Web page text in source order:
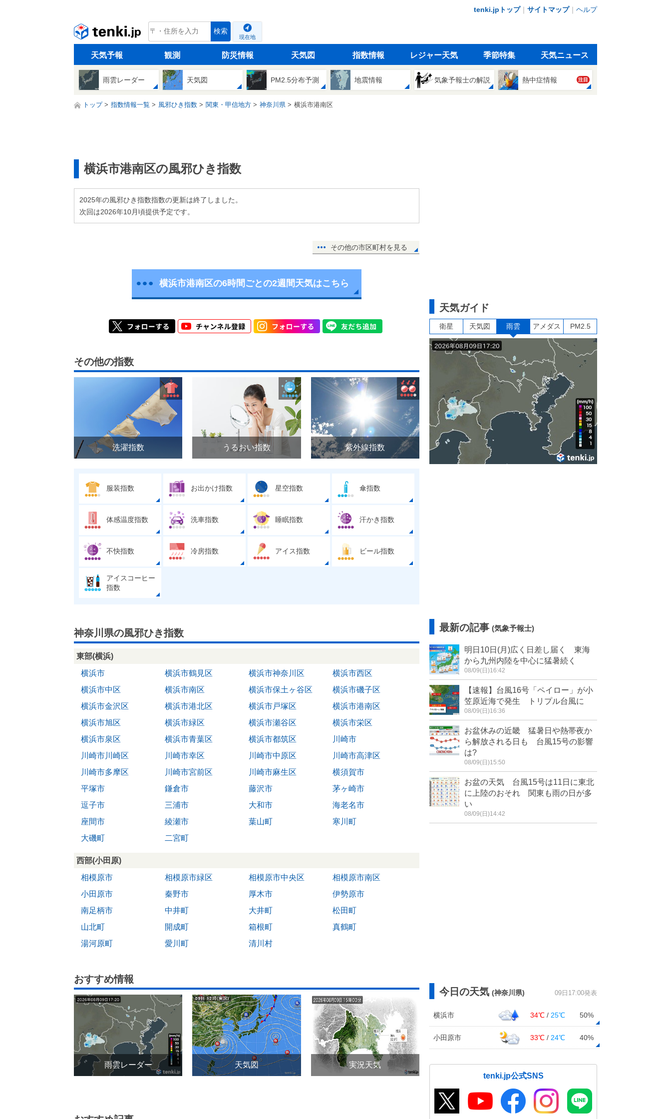
tenki.jpトップ｜ サイトマップ｜ ヘルプ
tenki.jp 検索
現在地
天気予報 観測 防災情報 天気図 指数情報 レジャー天気 季節特集 天気ニュース
雨雲レーダー 天気図 PM2.5分布予測 地震情報 気象予報士の解説 熱中症情報 注目
トップ 指数情報一覧 風邪ひき指数 関東・甲信地方 神奈川県 横浜市港南区
横浜市港南区の風邪ひき指数
2025年の風邪ひき指数指数の更新は終了しました。
次回は2026年10月頃提供予定です。
その他の市区町村を見る
横浜市港南区の6時間ごとの2週間天気はこちら
その他の指数
洗濯指数 うるおい指数 紫外線指数
服装指数 お出かけ指数 星空指数 傘指数
体感温度指数 洗車指数 睡眠指数 汗かき指数
不快指数 冷房指数 アイス指数 ビール指数
アイスコーヒー
指数
神奈川県の風邪ひき指数
東部(横浜)
横浜市
横浜市鶴見区 横浜市神奈川区
横浜市西区
横浜市中区
横浜市南区 横浜市保土ヶ谷区
横浜市磯子区
横浜市金沢区
横浜市港北区 横浜市戸塚区
横浜市港南区
横浜市旭区
横浜市緑区 横浜市瀬谷区
横浜市栄区
横浜市泉区
横浜市青葉区 横浜市都筑区
川崎市
川崎市川崎区
川崎市幸区 川崎市中原区
川崎市高津区
川崎市多摩区
川崎市宮前区 川崎市麻生区
横須賀市
平塚市
鎌倉市 藤沢市
茅ヶ崎市
逗子市
三浦市 大和市
海老名市
座間市
綾瀬市 葉山町
寒川町
大磯町
二宮町
西部(小田原)
相模原市
相模原市緑区 相模原市中央区
相模原市南区
小田原市
秦野市 厚木市
伊勢原市
南足柄市
中井町 大井町
松田町
山北町
開成町 箱根町
真鶴町
湯河原町
愛川町 清川村
おすすめ情報
雨雲レーダー 天気図 実況天気
天気ガイド
衛星 天気図 雨雲 アメダス PM2.5
最新の記事 (気象予報士)
明日10日(月)広く日差し届く 東海
から九州内陸を中心に猛暑続く
08/09(日)16:42
【速報】台風16号「ペイロー」が小
笠原近海で発生 トリプル台風に
08/09(日)16:36
お盆休みの近畿 猛暑日や熱帯夜か
ら解放される日も 台風15号の影響
は?
08/09(日)15:50
お盆の天気 台風15号は11日に東北
に上陸のおそれ 関東も雨の日が多
い
08/09(日)14:42
今日の天気 (神奈川県) 09日17:00発表
横浜市 34℃ / 25℃ 50%
小田原市 33℃ / 24℃ 40%
tenki.jp公式SNS